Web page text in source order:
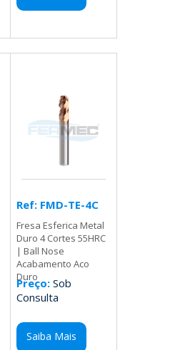
Ref: FMD-TE-4C
Fresa Esferica Metal
Duro 4 Cortes 55HRC
| Ball Nose
Acabamento Aco
Duro
Preço:Sob
Consulta
Saiba Mais